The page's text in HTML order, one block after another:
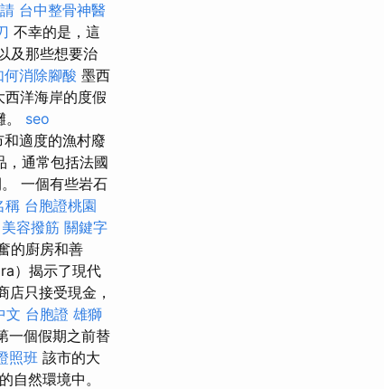
台中整骨神醫
不幸的是，這
及那些想要治
何消除腳酸 墨西
西洋海岸的度假
seo
適度的漁村廢
，通常包括法國
一個有些岩石
稱 台胞證桃園
美容撥筋 關鍵字
的廚房和善
）揭示了現代
只接受現金，
文 台胞證 雄獅
一個假期之前替
照班 該市的大
自然環境中。